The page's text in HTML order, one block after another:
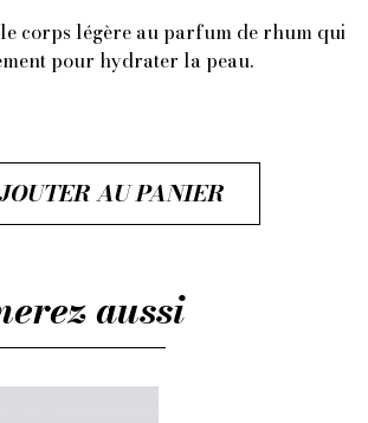
corps légère au parfum de rhum qui
pour hydrater la peau.
AU PANIER
aussi